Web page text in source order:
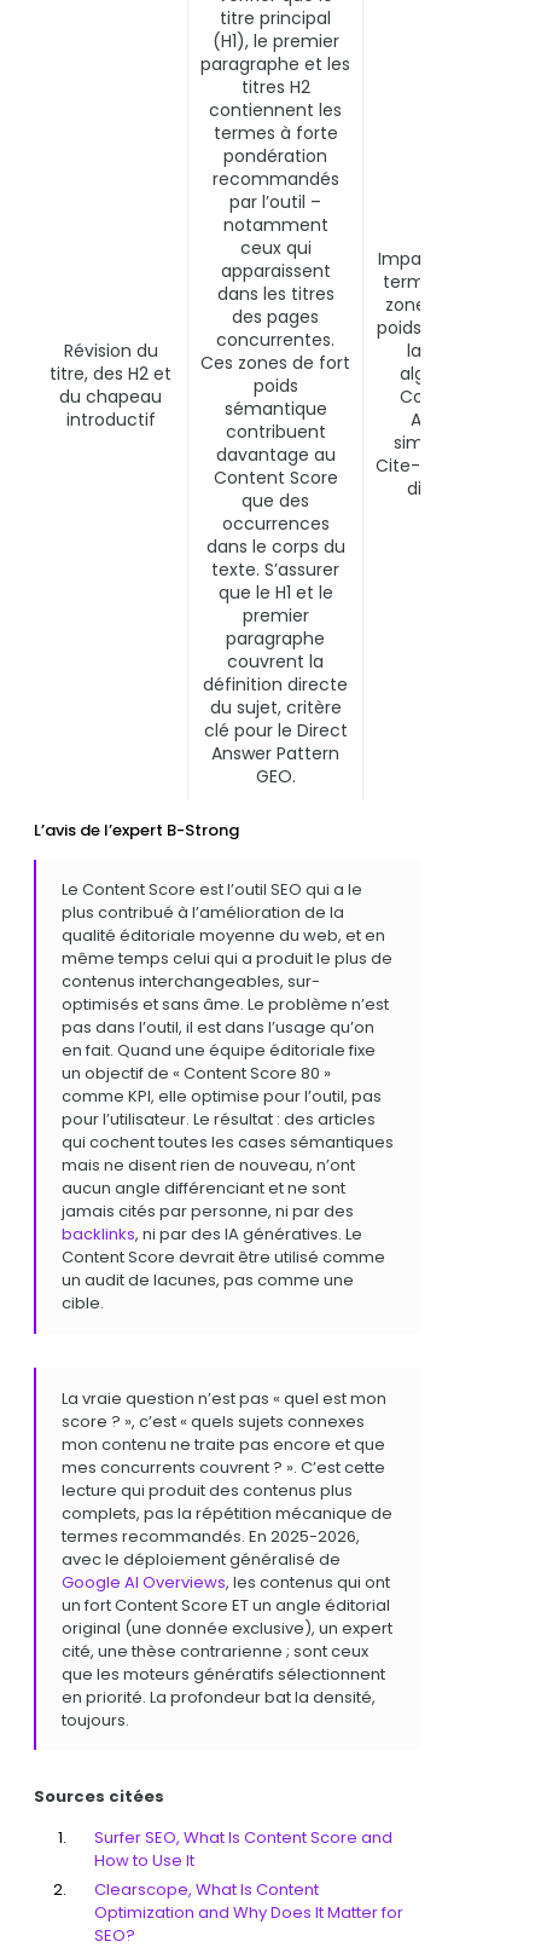
Révision du
titre, des H2 et
du chapeau
introductif
titre principal
(H1), le premier
paragraphe et les
titres H2
contiennent les
termes à forte
pondération
recommandés
par l’outil –
notamment
ceux qui
apparaissent
dans les titres
des pages
concurrentes.
Ces zones de fort
poids
sémantique
contribuent
davantage au
Content Score
que des
occurrences
dans le corps du
texte. S’assurer
que le H1 et le
premier
paragraphe
couvrent la
définition directe
du sujet, critère
clé pour le Direct
Answer Pattern
GEO.
Impact maximal
terme intégré –
zones titres ont
poids supérieur
la plupart des
algorithmes de
Content Score.
Amélioration
simultanée de la
Cite-ability
directe dès le
L’avis de l’expert B-Strong
Le Content Score est l’outil SEO qui a le
plus contribué à l’amélioration de la
qualité éditoriale moyenne du web, et en
même temps celui qui a produit le plus de
contenus interchangeables, sur-
optimisés et sans âme. Le problème n’est
pas dans l’outil, il est dans l’usage qu’on
en fait. Quand une équipe éditoriale fixe
un objectif de « Content Score 80 »
comme KPI, elle optimise pour l’outil, pas
pour l’utilisateur. Le résultat : des articles
qui cochent toutes les cases sémantiques
mais ne disent rien de nouveau, n’ont
aucun angle différenciant et ne sont
jamais cités par personne, ni par des
backlinks, ni par des IA génératives. Le
Content Score devrait être utilisé comme
un audit de lacunes, pas comme une
cible.
La vraie question n’est pas « quel est mon
score ? », c’est « quels sujets connexes
mon contenu ne traite pas encore et que
mes concurrents couvrent ? ». C’est cette
lecture qui produit des contenus plus
complets, pas la répétition mécanique de
termes recommandés. En 2025-2026,
avec le déploiement généralisé de
Google AI Overviews, les contenus qui ont
un fort Content Score ET un angle éditorial
original (une donnée exclusive), un expert
cité, une thèse contrarienne ; sont ceux
que les moteurs génératifs sélectionnent
en priorité. La profondeur bat la densité,
toujours.
Sources citées
Surfer SEO, What Is Content Score and
How to Use It
Clearscope, What Is Content
Optimization and Why Does It Matter for
SEO?